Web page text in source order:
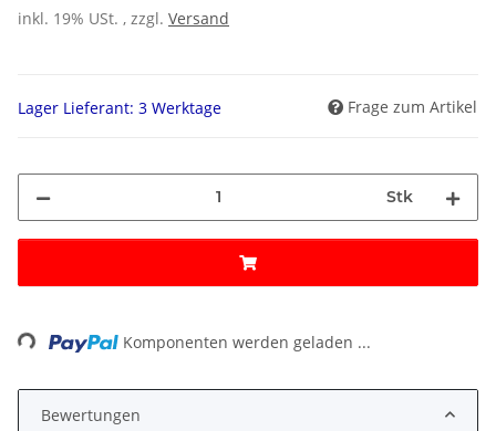
inkl. 19% USt. , zzgl. Versand
Lager Lieferant: 3 Werktage Frage zum Artikel
Stk
Komponenten werden geladen ...
Bewertungen